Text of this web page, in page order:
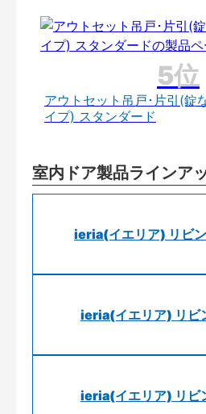
アウトセット吊戸･片引(錠
イプ) スタンダード
室内ドア製品ラインア
ieria(イエリア) リビ
ieria(イエリア) リビ
ieria(イエリア) リビ